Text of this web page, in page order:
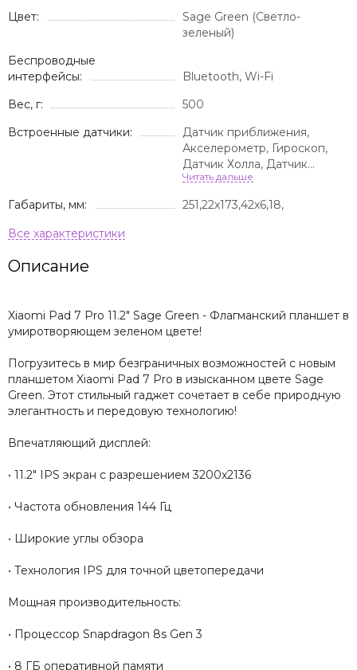
Цвет:
Sage Green (Светло-
зеленый)
Беспроводные
интерфейсы:
Bluetooth, Wi-Fi
Вес, г:
500
Встроенные датчики:
Датчик приближения,
Акселерометр, Гироскоп,
Датчик Холла, Датчик
освещенности, Сканер
Габариты, мм: 251,22x173,42x6,18,
Описание
Xiaomi Pad 7 Pro 11.2" Sage Green - Флагманский планшет в
умиротворяющем зеленом цвете!
Погрузитесь в мир безграничных возможностей с новым
планшетом Xiaomi Pad 7 Pro в изысканном цвете Sage
Green. Этот стильный гаджет сочетает в себе природную
элегантность и передовую технологию!
Впечатляющий дисплей:
• 11.2" IPS экран с разрешением 3200x2136
• Частота обновления 144 Гц
• Широкие углы обзора
• Технология IPS для точной цветопередачи
Мощная производительность:
• Процессор Snapdragon 8s Gen 3
• 8 ГБ оперативной памяти